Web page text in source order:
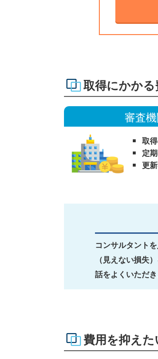
取得にかかる
審査
取
定
更
コンサルタント
（見えない損失
話をよくいただき
費用を抑え